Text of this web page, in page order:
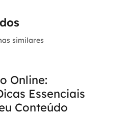
similares
Online:
Essenciais
Conteúdo